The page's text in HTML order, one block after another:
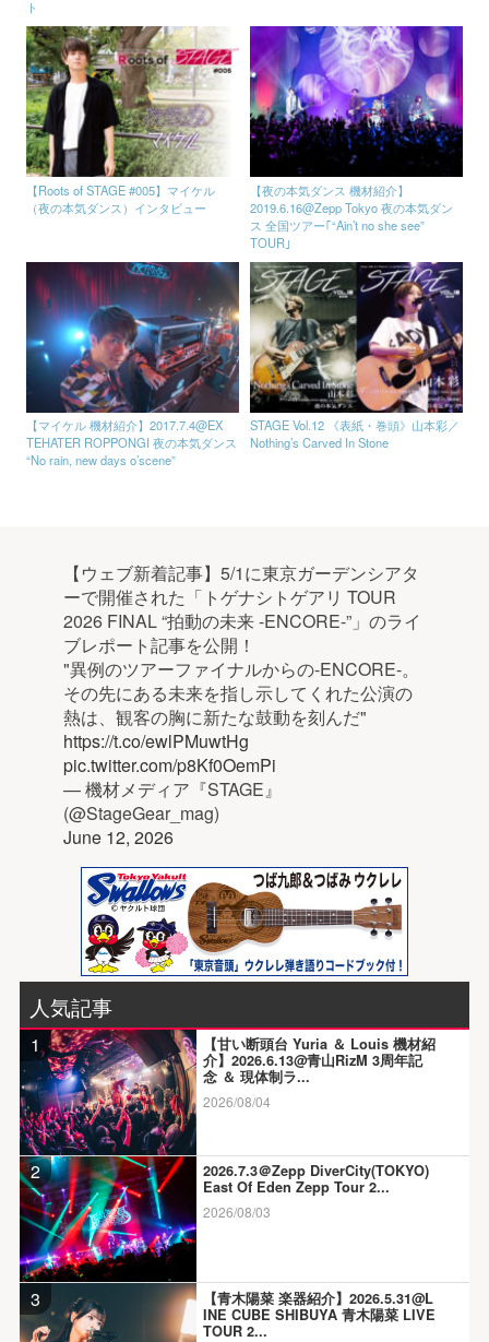
ト
【Roots of STAGE #005】マイケル
（夜の本気ダンス）インタビュー
【夜の本気ダンス 機材紹介】
2019.6.16@Zepp Tokyo 夜の本気ダン
ス 全国ツアー｢“Ain’t no she see”
TOUR｣
【マイケル 機材紹介】2017.7.4@EX
TEHATER ROPPONGI 夜の本気ダンス
“No rain, new days o’scene”
STAGE Vol.12 《表紙・巻頭》山本彩／
Nothing’s Carved In Stone
【ウェブ新着記事】5/1に東京ガーデンシアタ
ーで開催された「トゲナシトゲアリ TOUR
2026 FINAL “拍動の未来 -ENCORE-”」のライ
ブレポート記事を公開！
"異例のツアーファイナルからの-ENCORE-。
その先にある未来を指し示してくれた公演の
熱は、観客の胸に新たな鼓動を刻んだ"
https://t.co/ewlPMuwtHg
pic.twitter.com/p8Kf0OemPi
— 機材メディア『STAGE』
(@StageGear_mag)
June 12, 2026
人気記事
1
【甘い断頭台 Yuria ＆ Louis 機材紹
介】2026.6.13@青山RizM 3周年記
念 ＆ 現体制ラ...
2026/08/04
2
2026.7.3＠Zepp DiverCity(TOKYO)
East Of Eden Zepp Tour 2...
2026/08/03
3
【青木陽菜 楽器紹介】2026.5.31@L
INE CUBE SHIBUYA 青木陽菜 LIVE
TOUR 2...